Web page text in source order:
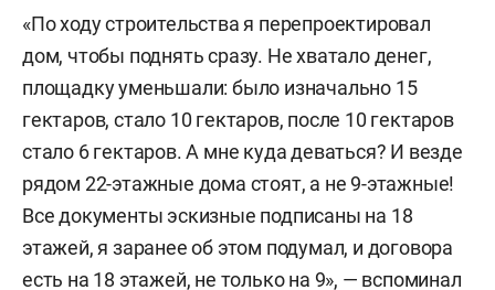
«По ходу строительства я перепроектировал
дом, чтобы поднять сразу. Не хватало денег,
площадку уменьшали: было изначально 15
гектаров, стало 10 гектаров, после 10 гектаров
стало 6 гектаров. А мне куда деваться? И везде
рядом 22-этажные дома стоят, а не 9-этажные!
Все документы эскизные подписаны на 18
этажей, я заранее об этом подумал, и договора
есть на 18 этажей, не только на 9», — вспоминал